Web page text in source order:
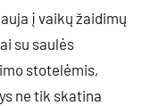
į vaikų žaidimų
su saulės
stotelėmis,
ne tik skatina